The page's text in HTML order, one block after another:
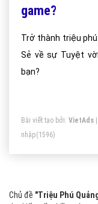
game?
Trở thành triệu
Sẻ về sự Tuyệt
bạn?
Bài viết tạo bởi: VietAds
nhập(1596)
Chủ đề "Triệu Phú